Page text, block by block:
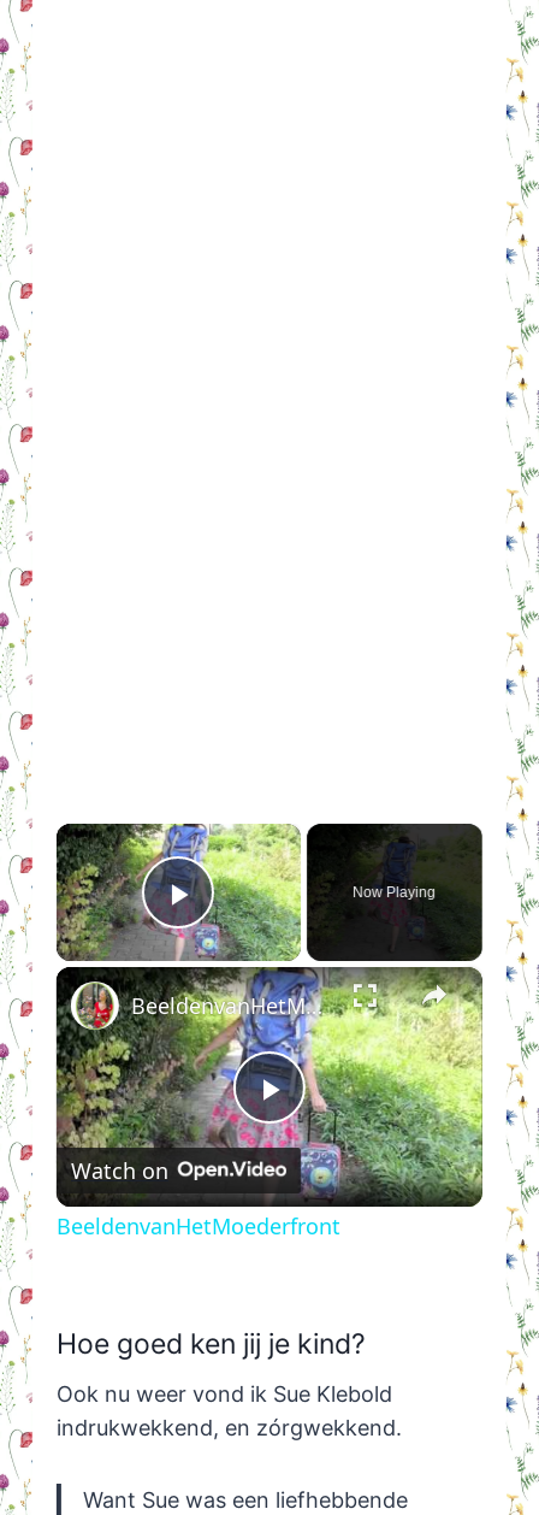
×
Play Video
Now Playing
×
Play
Video
BeeldenvanHetMoederfront
Watch on
BeeldenvanHetMoederfront
Hoe goed ken jij je kind?
Ook nu weer vond ik Sue Klebold
indrukwekkend, en zórgwekkend.
Want Sue was een liefhebbende